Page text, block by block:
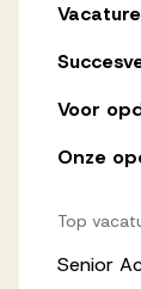
Voor
Onze
Top
Senior